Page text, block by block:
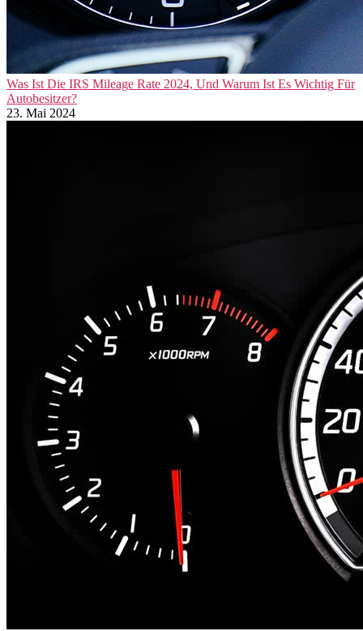
Was Ist Die IRS Mileage Rate 2024, Und Warum Ist Es Wichtig Für
Autobesitzer?
23. Mai 2024